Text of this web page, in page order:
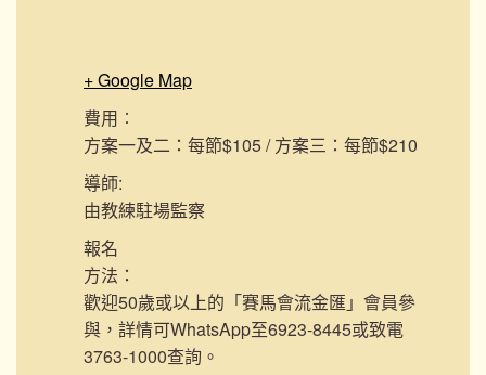
+ Google Map
費用︰
方案一及二：每節$105 / 方案三：每節$210
導師:
由教練駐場監察
報名
方法：
歡迎50歲或以上的「賽馬會流金匯」會員參
與，詳情可WhatsApp至6923-8445或致電
3763-1000查詢。